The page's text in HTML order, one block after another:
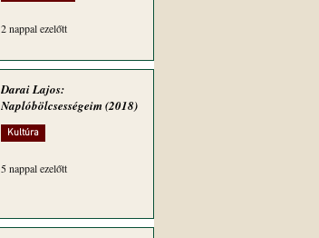
2 nappal ezelőtt
Darai Lajos:
Naplóbölcsességeim (2018)
Kultúra
5 nappal ezelőtt